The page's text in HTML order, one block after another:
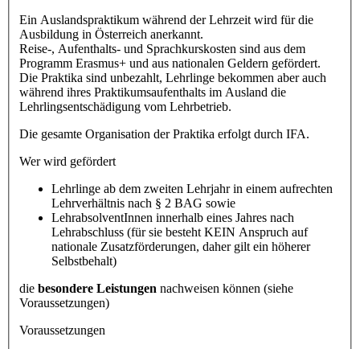
Ein Auslandspraktikum während der Lehrzeit wird für die
Ausbildung in Österreich anerkannt.
Reise-, Aufenthalts- und Sprachkurskosten sind aus dem
Programm Erasmus+ und aus nationalen Geldern gefördert.
Die Praktika sind unbezahlt, Lehrlinge bekommen aber auch
während ihres Praktikumsaufenthalts im Ausland die
Lehrlingsentschädigung vom Lehrbetrieb.
Die gesamte Organisation der Praktika erfolgt durch IFA.
Wer wird gefördert
Lehrlinge ab dem zweiten Lehrjahr in einem aufrechten
Lehrverhältnis nach § 2 BAG sowie
LehrabsolventInnen innerhalb eines Jahres nach
Lehrabschluss (für sie besteht KEIN Anspruch auf
nationale Zusatzförderungen, daher gilt ein höherer
Selbstbehalt)
die besondere Leistungen nachweisen können (siehe
Voraussetzungen)
Voraussetzungen